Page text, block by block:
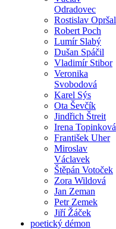
Odradovec
Rostislav Opršal
Robert Poch
Lumír Slabý
Dušan Spáčil
Vladimír Stibor
Veronika
Svobodová
Karel Sýs
Ota Ševčík
Jindřich Štreit
Irena Topinková
František Uher
Miroslav
Václavek
Štěpán Votoček
Zora Wildová
Jan Zeman
Petr Zemek
Jiří Žáček
poetický démon